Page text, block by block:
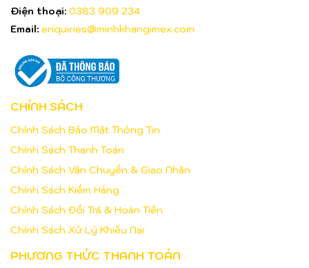
Điện thoại: 0383 909 234
Email: enquiries@minhkhangimex.com
CHÍNH SÁCH
Chính Sách Bảo Mật Thông Tin
Chính Sách Thanh Toán
Chính Sách Vận Chuyển & Giao Nhận
Chính Sách Kiểm Hàng
Chính Sách Đổi Trả & Hoàn Tiền
Chính Sách Xử Lý Khiếu Nại
PHƯƠNG THỨC THANH TOÁN